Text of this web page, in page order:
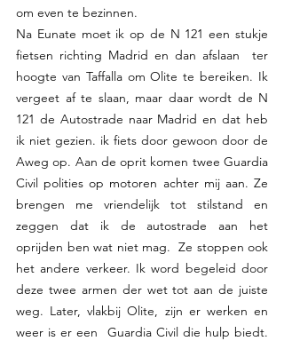
om even te bezinnen.
Na Eunate moet ik op de N 121 een stukje
fietsen richting Madrid en dan afslaan  ter
hoogte van Taffalla om Olite te bereiken. Ik
vergeet af te slaan, maar daar wordt de N
121 de Autostrade naar Madrid en dat heb
ik niet gezien. ik fiets door gewoon door de
Aweg op. Aan de oprit komen twee Guardia
Civil polities op motoren achter mij aan. Ze
brengen me vriendelijk tot stilstand en
zeggen dat ik de autostrade aan het
oprijden ben wat niet mag.  Ze stoppen ook
het andere verkeer. Ik word begeleid door
deze twee armen der wet tot aan de juiste
weg. Later, vlakbij Olite, zijn er werken en
weer is er een  Guardia Civil die hulp biedt.